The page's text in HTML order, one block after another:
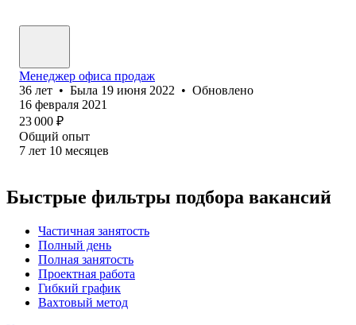
Менеджер офиса продаж
36 лет • Была 19 июня 2022 • Обновлено
16 февраля 2021
23 000 ₽
Общий опыт
7 лет 10 месяцев
Быстрые фильтры подбора вакансий
Частичная занятость
Полный день
Полная занятость
Проектная работа
Гибкий график
Вахтовый метод